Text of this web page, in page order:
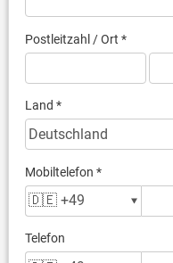
Postleitzahl / Ort *
Land *
Mobiltelefon *
Telefon